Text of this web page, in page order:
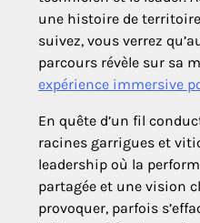
une histoire de
suivez, vous verrez
parcours révèle sur sa
expérience immersive
En quête d’un fil
racines garrigues et
leadership où la
partagée et une vision
provoquer, parfois